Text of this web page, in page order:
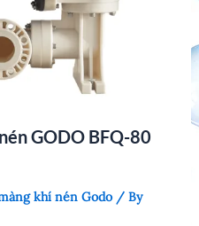
GODO BFQ-80
khí nén Godo/ By